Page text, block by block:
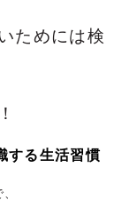
ためには検
する生活習慣